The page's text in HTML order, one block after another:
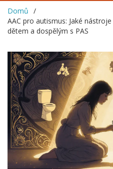
Domů
AAC pro autismus: Jaké
dětem a dospělým s PAS